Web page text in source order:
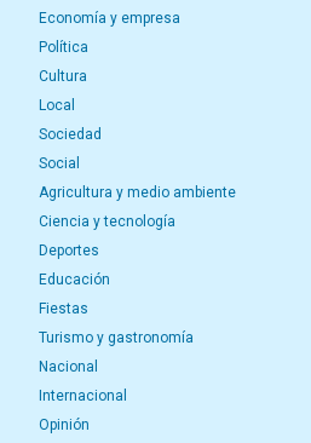
Economía y empresa
Política
Cultura
Local
Sociedad
Social
Agricultura y medio ambiente
Ciencia y tecnología
Deportes
Educación
Fiestas
Turismo y gastronomía
Nacional
Internacional
Opinión